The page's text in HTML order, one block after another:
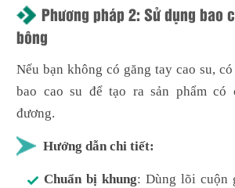
Phương pháp 2: Sử dụng bao
bông
Nếu bạn không có găng tay cao su,
bao cao su để tạo ra sản phẩm có
đương.
Hướng dẫn chi tiết:
Chuẩn bị khung: Dùng lõi cuộn